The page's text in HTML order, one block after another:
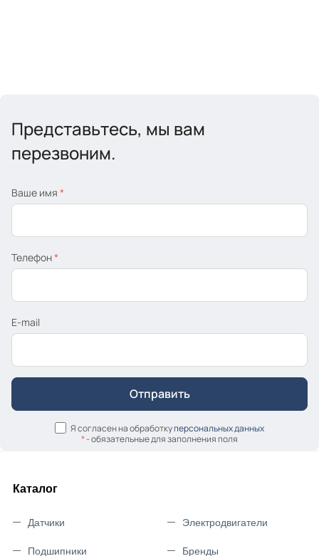
Представьтесь, мы вам
перезвоним.
Ваше имя *
Телефон*
E-mail
Я согласен на обработкуперсональных данных
*- обязательные для заполнения поля
Каталог
Датчики
Подшипники
Электродвигатели
Бренды